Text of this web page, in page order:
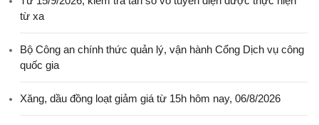
từ xa
Bộ Công an chính thức quản lý, vận hành Cổng Dịch vụ công
quốc gia
Xăng, dầu đồng loạt giảm giá từ 15h hôm nay, 06/8/2026